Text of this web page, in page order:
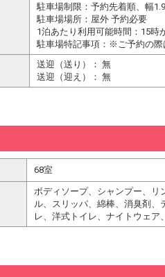
駐車場制限：予約先着順、幅
駐車場場所：屋外 予約必要
1泊あたり利用可能時間：15時
駐車場特記事項：※ご予約の際
送迎（送り）： 無
送迎（迎え）： 無
68室
ボディソープ、シャンプー、リ
ル、スリッパ、綿棒、消臭剤、
レ、洋式トイレ、ナイトウェア